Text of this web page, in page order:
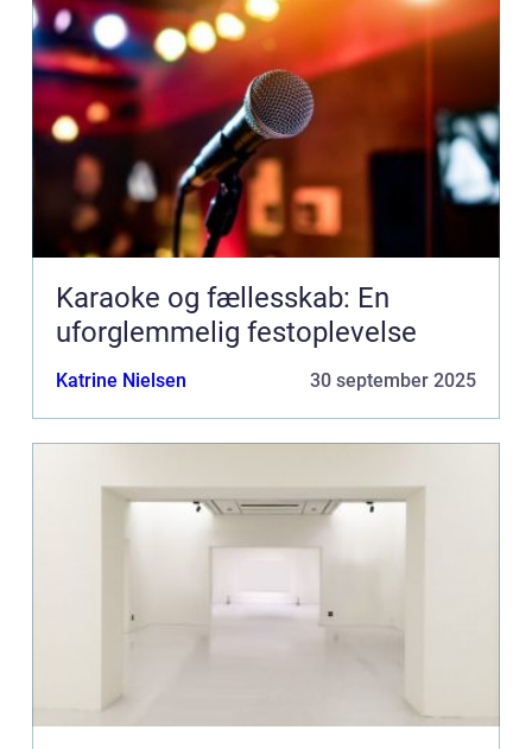
Karaoke og fællesskab: En
uforglemmelig festoplevelse
Katrine Nielsen 30 september 2025